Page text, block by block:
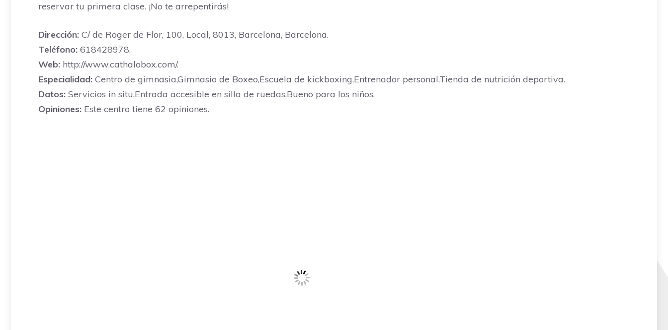
reservar tu primera clase. ¡No te arrepentirás!
Dirección: C/ de Roger de Flor, 100, Local, 8013, Barcelona, Barcelona.
Teléfono: 618428978.
Web: http://www.cathalobox.com/.
Especialidad: Centro de gimnasia,Gimnasio de Boxeo,Escuela de kickboxing,Entrenador personal,Tienda de nutrición deportiva.
Datos: Servicios in situ,Entrada accesible en silla de ruedas,Bueno para los niños.
Opiniones: Este centro tiene 62 opiniones.